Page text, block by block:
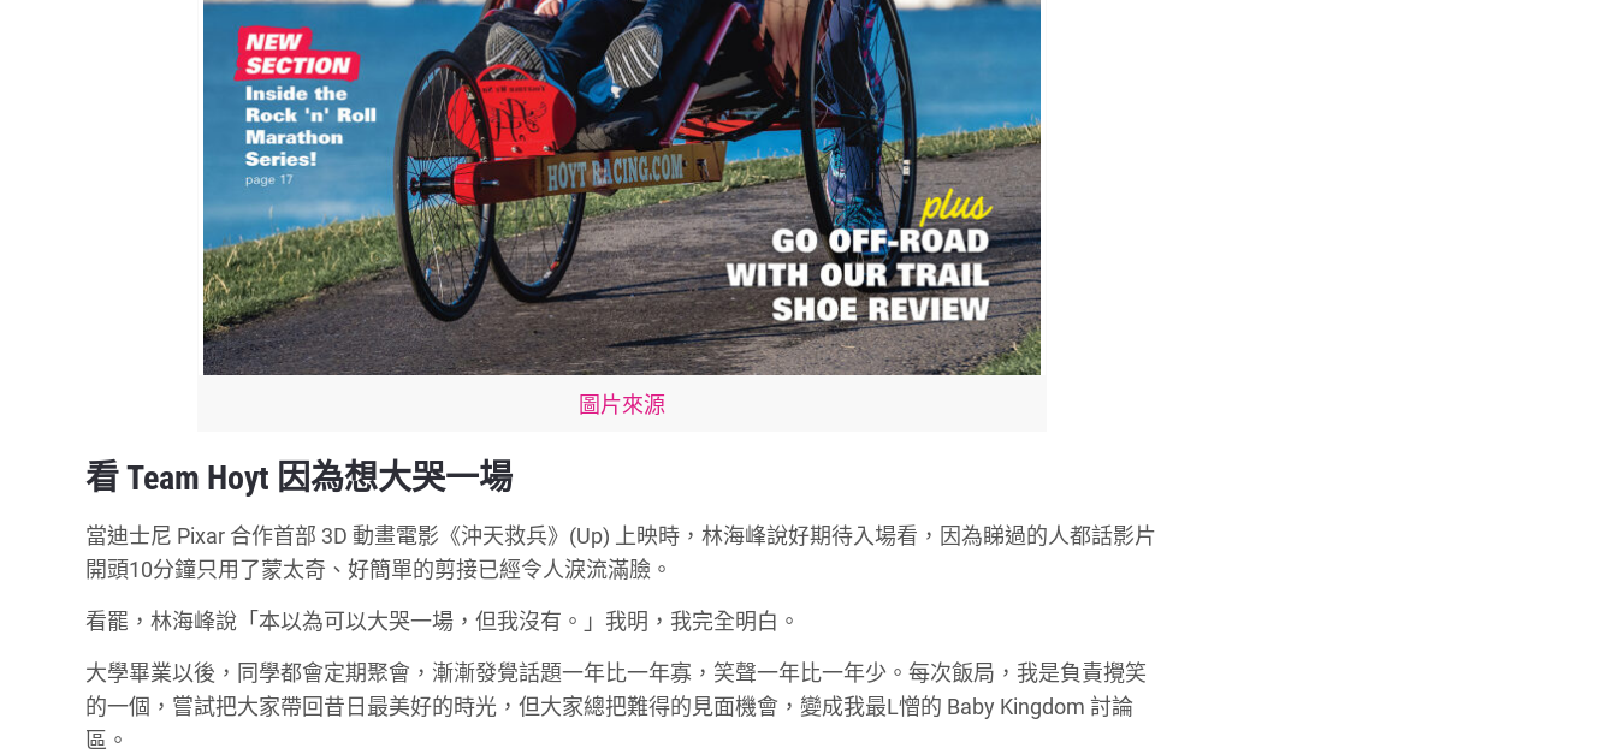
圖片來源
看Team Hoyt 因為想大哭一場
當迪士尼 Pixar 合作首部 3D動畫電影《沖天救兵》 (Up)
上映時，林海峰說好期待入場看，因為睇過的人都話影片
開頭10分鐘只用了蒙太奇、好簡單的剪接已經令人淚流滿臉。
看罷，林海峰說「本以為可以大哭一場，但我沒有。」我明，我完全明白。
大學畢業以後，同學都會定期聚會，漸漸發覺話題一年比一年寡，笑聲一年比一年少。每次飯局，我是負責攪笑
的一個，嘗試把大家帶回昔日最美好的時光，但大家總把難得的見面機會，變成我最L憎的 Baby Kingdom討論
區。